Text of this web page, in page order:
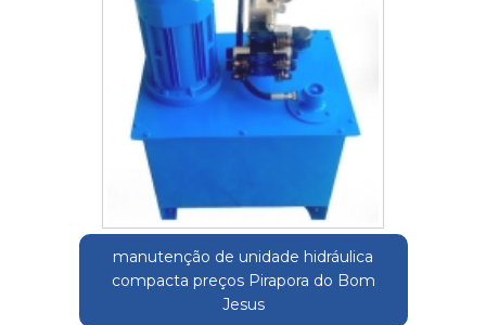
manutenção de unidade hidráulica
compacta preços Pirapora do Bom
Jesus